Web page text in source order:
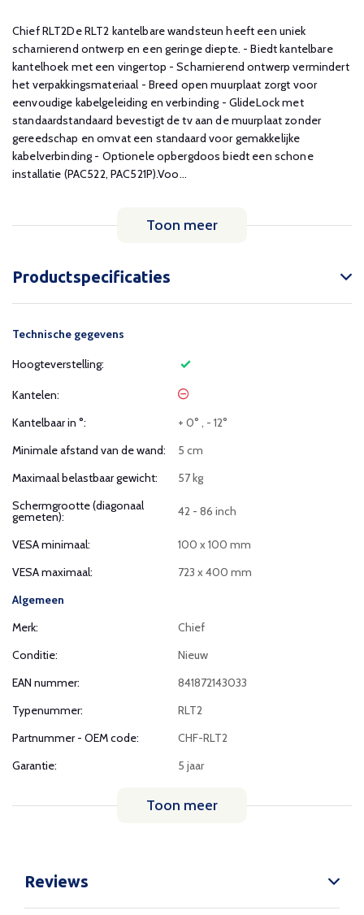
Chief RLT2De RLT2 kantelbare wandsteun heeft een uniek
scharnierend ontwerp en een geringe diepte. - Biedt kantelbare
kantelhoek met een vingertop - Scharnierend ontwerp vermindert
het verpakkingsmateriaal - Breed open muurplaat zorgt voor
eenvoudige kabelgeleiding en verbinding - GlideLock met
standaardstandaard bevestigt de tv aan de muurplaat zonder
gereedschap en omvat een standaard voor gemakkelijke
kabelverbinding - Optionele opbergdoos biedt een schone
installatie (PAC522, PAC521P).Voo...
Toon meer
Productspecificaties
Technische gegevens
Hoogteverstelling:
Kantelen:
Kantelbaar in °:
+ 0° , - 12°
Minimale afstand van de wand:
5 cm
Maximaal belastbaar gewicht:
57 kg
Schermgrootte (diagonaal
gemeten): 42 - 86 inch
VESA minimaal:
100 x 100 mm
VESA maximaal:
723 x 400 mm
Algemeen
Merk:
Chief
Conditie:
Nieuw
EAN nummer:
841872143033
Typenummer:
RLT2
Partnummer - OEM code:
CHF-RLT2
Garantie:
5 jaar
Toon meer
Reviews